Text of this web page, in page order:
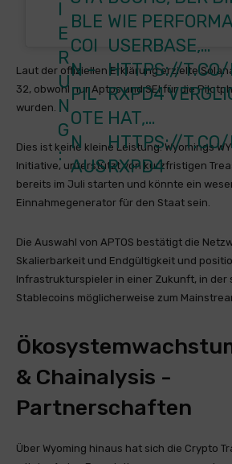
I
E
R
U
N
G
:
BLE
COI
N -
PIL
OTE
N
AUS
WIE
USERBASE,…
HTTPS://
RXPD4
HAT,…
HTTPS://
RXPD4
Laut der offiziellen Erklärung erzielte
32, obwohl nur Aptos und SEI für die
wurden.
Dies ist keine kleine Leistung. Wyomings
Initiative, unterstützt von kurzfristigen
bereits im Juli starten und könnte ein
Einnahmegenerator für den Staat sein.
Die Auswahl von APTOS bestätigt die
Skalierbarkeit und Endgültigkeit und
Infrastrukturspieler in einer Zukunft, in
Stablecoins möglicherweise zum
& Chainalysis -
Partnerschaften
Über Wyoming hinaus hat sich die Crypto